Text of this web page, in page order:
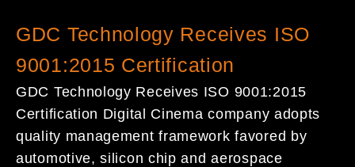
GDC Technology Receives ISO
9001:2015 Certification
GDC Technology Receives ISO 9001:2015
Certification Digital Cinema company adopts
quality management framework favored by
automotive, silicon chip and aerospace
Página
Página
Página